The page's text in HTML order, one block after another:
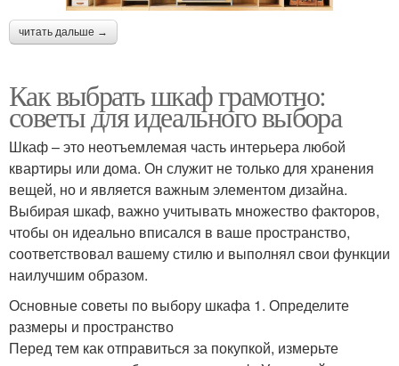
читать дальше →
Как выбрать шкаф грамотно:
советы для идеального выбора
Шкаф – это неотъемлемая часть интерьера любой
квартиры или дома. Он служит не только для хранения
вещей, но и является важным элементом дизайна.
Выбирая шкаф, важно учитывать множество факторов,
чтобы он идеально вписался в ваше пространство,
соответствовал вашему стилю и выполнял свои функции
наилучшим образом.
Основные советы по выбору шкафа 1. Определите
размеры и пространство
Перед тем как отправиться за покупкой, измерьте